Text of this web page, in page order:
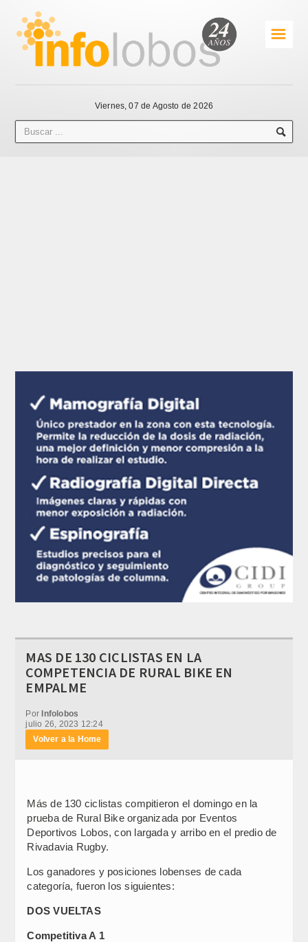
☰
Viernes, 07 de Agosto de 2026
MAS DE 130 CICLISTAS EN LA
COMPETENCIA DE RURAL BIKE EN
EMPALME
PorInfolobos
julio 26, 2023 12:24
Volver a la Home
Más de 130 ciclistas compitieron el domingo en la
prueba de Rural Bike organizada por Eventos
Deportivos Lobos, con largada y arribo en el predio de
Rivadavia Rugby.
Los ganadores y posiciones lobenses de cada
categoría, fueron los siguientes:
DOS VUELTAS
Competitiva A 1